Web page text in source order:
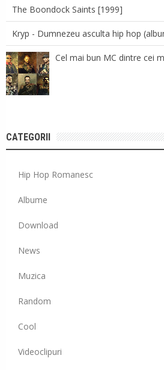
The Boondock Saints [1999]
Kryp - Dumnezeu asculta hip hop
Cel mai bun MC dintre cei
CATEGORII
Hip Hop Romanesc
Albume
Download
News
Muzica
Random
Cool
Videoclipuri